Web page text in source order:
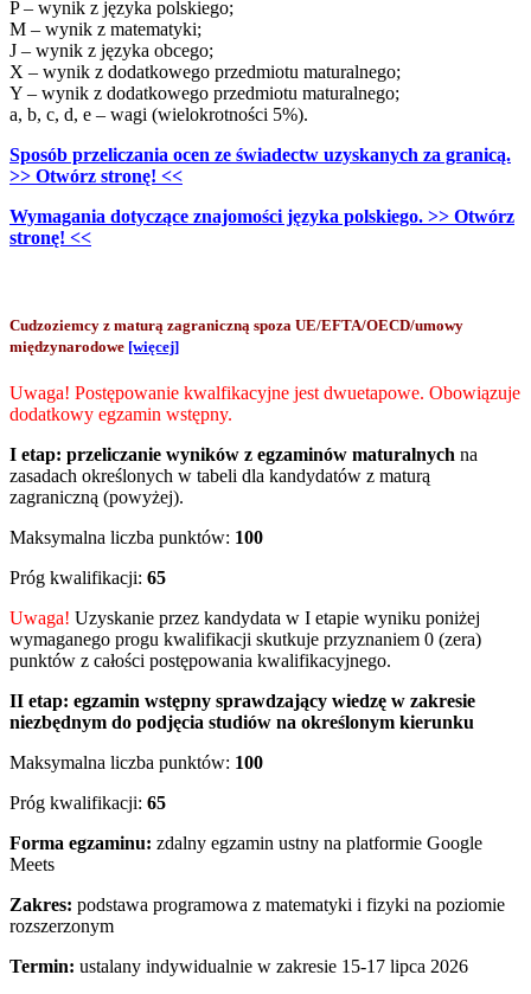
P – wynik z języka polskiego;
M – wynik z matematyki;
J – wynik z języka obcego;
X – wynik z dodatkowego przedmiotu maturalnego;
Y – wynik z dodatkowego przedmiotu maturalnego;
a, b, c, d, e – wagi (wielokrotności 5%).
Sposób przeliczania ocen ze świadectw uzyskanych za granicą.
>> Otwórz stronę! <<
Wymagania dotyczące znajomości języka polskiego. >> Otwórz
stronę! <<
Cudzoziemcy z maturą zagraniczną spoza UE/EFTA/OECD/umowy
międzynarodowe [więcej]
Uwaga! Postępowanie kwalfikacyjne jest dwuetapowe. Obowiązuje
dodatkowy egzamin wstępny.
I etap: przeliczanie wyników z egzaminów maturalnych na
zasadach określonych w tabeli dla kandydatów z maturą
zagraniczną (powyżej).
Maksymalna liczba punktów: 100
Próg kwalifikacji: 65
Uwaga! Uzyskanie przez kandydata w I etapie wyniku poniżej
wymaganego progu kwalifikacji skutkuje przyznaniem 0 (zera)
punktów z całości postępowania kwalifikacyjnego.
II etap: egzamin wstępny sprawdzający wiedzę w zakresie
niezbędnym do podjęcia studiów na określonym kierunku
Maksymalna liczba punktów: 100
Próg kwalifikacji: 65
Forma egzaminu: zdalny egzamin ustny na platformie Google
Meets
Zakres: podstawa programowa z matematyki i fizyki na poziomie
rozszerzonym
Termin: ustalany indywidualnie w zakresie 15-17 lipca 2026